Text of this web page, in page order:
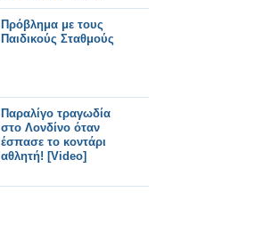
Πρόβλημα με τους
Παιδικούς Σταθμούς
Παραλίγο τραγωδία
στο Λονδίνο όταν
έσπασε το κοντάρι
αθλητή! [Video]